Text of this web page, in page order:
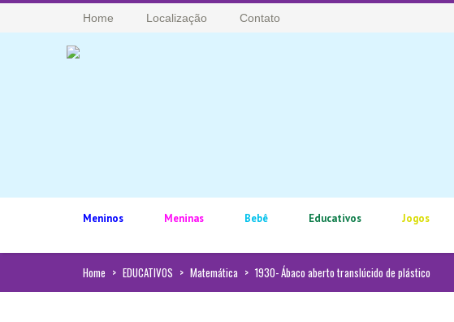
Home Localização Contato
Meninos Meninas Bebê Educativos Jogos
Home > EDUCATIVOS > Matemática > 1930- Ábaco aberto translúcido de plástico